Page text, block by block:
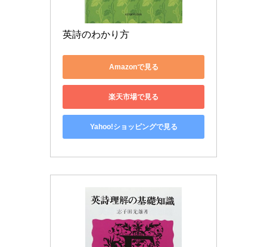
英詩のわかり方
Amazonで見る
楽天市場で見る
Yahoo!ショッピングで見る